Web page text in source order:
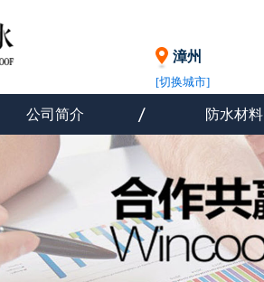
漳州
[切换城市]
公司简介 防水材料